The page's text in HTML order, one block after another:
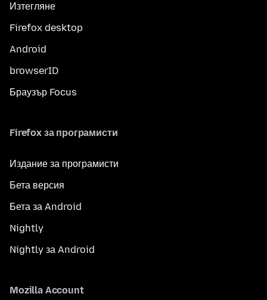
Изтегляне
Firefox desktop
Android
browserID
Браузър Focus
Firefox за програмисти
Издание за програмисти
Бета версия
Бета за Android
Nightly
Nightly за Android
Mozilla Account